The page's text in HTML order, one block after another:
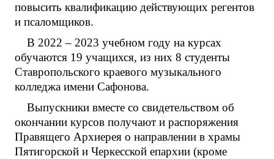
повысить квалификацию действующих регентов
и псаломщиков.
В 2022 – 2023 учебном году на курсах
обучаются 19 учащихся, из них 8 студенты
Ставропольского краевого музыкального
колледжа имени Сафонова.
Выпускники вместе со свидетельством об
окончании курсов получают и распоряжения
Правящего Архиерея о направлении в храмы
Пятигорской и Черкесской епархии (кроме